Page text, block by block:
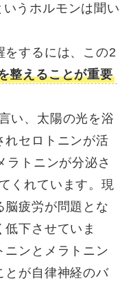
いうホルモンは聞い
をするには、この2
整えることが重要
い、太陽の光を浴
れセロトニンが活
ラトニンが分泌さ
くれています。現
脳疲労が問題とな
下させていま
ニンとメラトニン
とが自律神経のバ